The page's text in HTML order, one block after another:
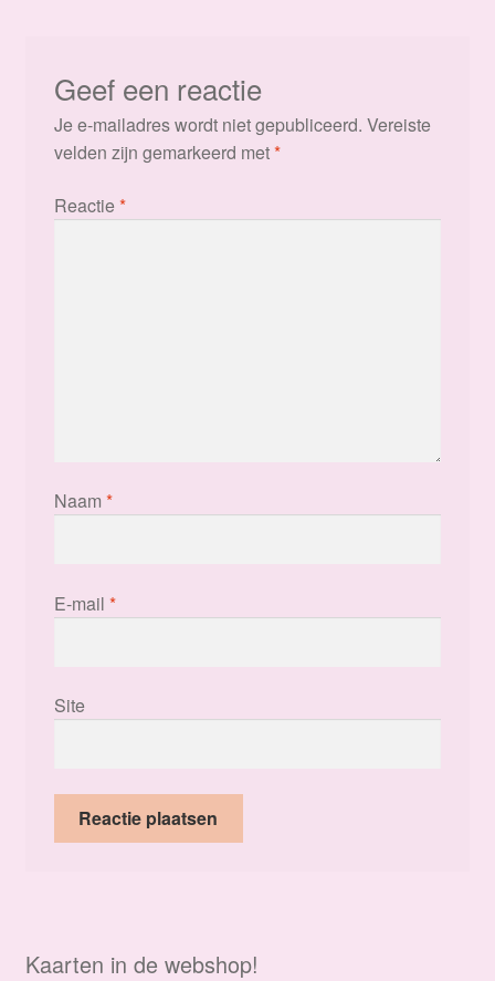
Geef een reactie
Je e-mailadres wordt niet gepubliceerd. Vereiste
velden zijn gemarkeerd met*
Reactie*
Naam *
E-mail *
Site
Kaarten in de webshop!